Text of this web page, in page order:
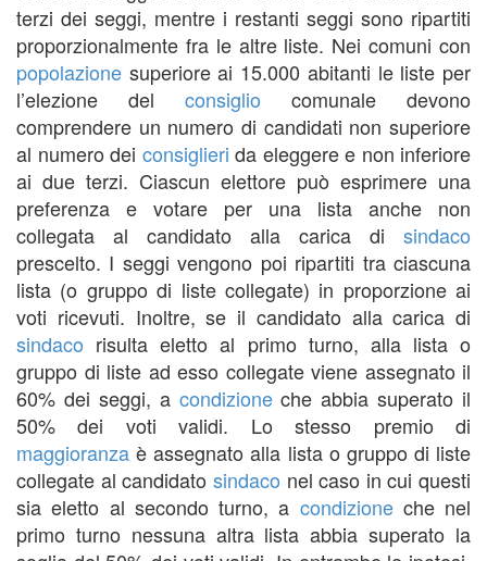
terzi dei seggi, mentre i restanti seggi sono ripartiti
proporzionalmente fra le altre liste. Nei comuni con
popolazione superiore ai 15.000 abitanti le liste per
l’elezione del consiglio comunale devono
comprendere un numero di candidati non superiore
al numero dei consiglieri da eleggere e non inferiore
ai due terzi. Ciascun elettore può esprimere una
preferenza e votare per una lista anche non
collegata al candidato alla carica di sindaco
prescelto. I seggi vengono poi ripartiti tra ciascuna
lista (o gruppo di liste collegate) in proporzione ai
voti ricevuti. Inoltre, se il candidato alla carica di
sindaco risulta eletto al primo turno, alla lista o
gruppo di liste ad esso collegate viene assegnato il
60% dei seggi, a condizioneche abbia superato il
50% dei voti validi. Lo stesso premio di
maggioranza è assegnato alla lista o gruppo di liste
collegate al candidato sindaco nel caso in cui questi
sia eletto al secondo turno, a condizioneche nel
primo turno nessuna altra lista abbia superato la